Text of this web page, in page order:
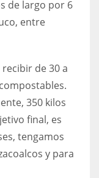
de largo por 6
entre
de 30 a
350 kilos
final, es
tengamos
y para